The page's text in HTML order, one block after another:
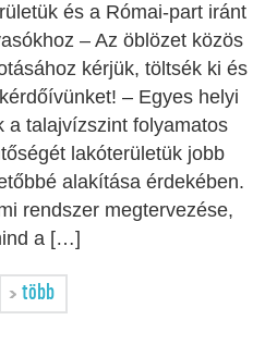
és a Római-part iránt
– Az öblözet közös
kérjük, töltsék ki és
– Egyes helyi
a talajvízszint folyamatos
lakóterületük jobb
alakítása érdekében.
rendszer megtervezése,
a […]
több